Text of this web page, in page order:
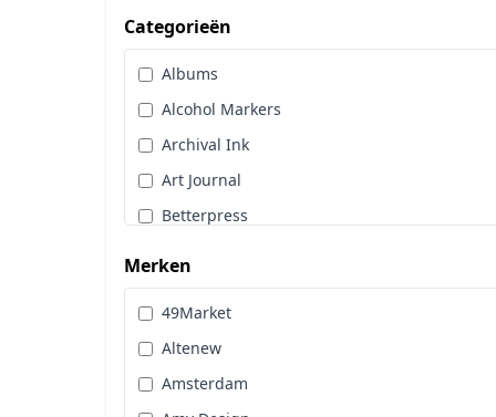
Sale
Stans, Embos & Stencils
Stempels
Workshoppakket
Pan Pastel
Categorieën
Albums
Alcohol Markers
Archival Ink
Art Journal
Betterpress
Brads
Cadence
Designpapier
Distress Oxide Spray
Merken
49Market
Altenew
Amsterdam